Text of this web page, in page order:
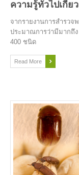
ความรู้ทั่วไปเกี่ย
จากรายงานการสำรว
ประมาณการว่ามีมากถึ
400 ชนิด
Read More